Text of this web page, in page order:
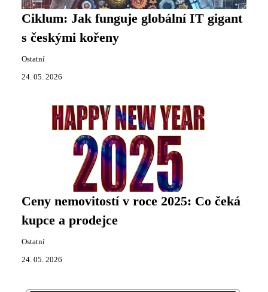
Ciklum: Jak funguje globální IT gigant
s českými kořeny
Ostatní
24. 05. 2026
Ceny nemovitostí v roce 2025: Co čeká
kupce a prodejce
Ostatní
24. 05. 2026